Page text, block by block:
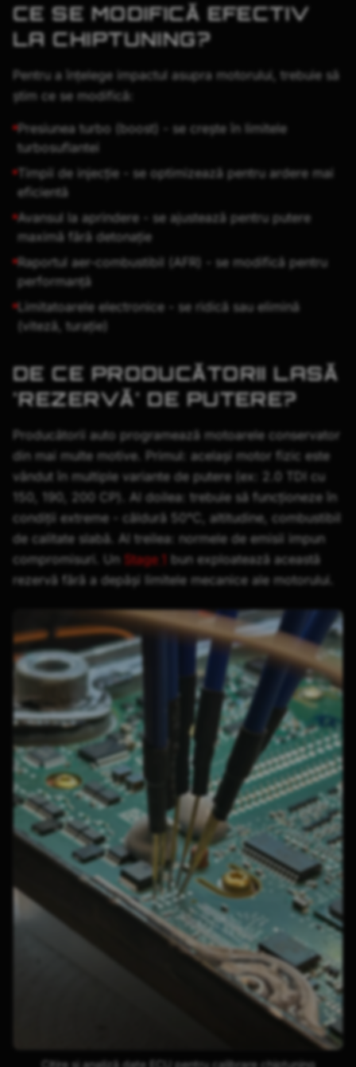
CE SE MODIFICĂ EFECTIV
LA CHIPTUNING?
Pentru a înțelege impactul asupra motorului, trebuie să
știm ce se modifică:
Presiunea turbo (boost) - se crește în limitele
turbosuflantei
Timpii de injecție - se optimizează pentru ardere mai
eficientă
Avansul la aprindere - se ajustează pentru putere
maximă fără detonație
Raportul aer-combustibil (AFR) - se modifică pentru
performanță
Limitatoarele electronice - se ridică sau elimină
(viteză, turație)
DE CE PRODUCĂTORII LASĂ
'REZERVĂ' DE PUTERE?
Producătorii auto programează motoarele conservator
din mai multe motive. Primul: același motor fizic este
vândut în multiple variante de putere (ex: 2.0 TDI cu
150, 190, 200 CP). Al doilea: trebuie să funcționeze în
condiții extreme - căldură 50°C, altitudine, combustibil
de calitate slabă. Al treilea: normele de emisii impun
compromisuri. Un Stage 1 bun exploatează această
rezervă fără a depăși limitele mecanice ale motorului.
Citire și analiză date ECU pentru calibrare chiptuning